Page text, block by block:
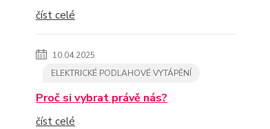
číst celé
10.04.2025
ELEKTRICKÉ PODLAHOVÉ VYTÁPĚNÍ
Proč si vybrat právě nás?
číst celé